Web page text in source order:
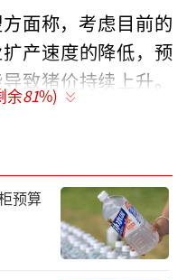
面称，考虑目前的
产速度的降低，预
致猪价持续上升。
分歧，认为猪价不
但结合今年整体的
行情，考虑叠加消
半年。
大落的行情不可能
余81%)
预算